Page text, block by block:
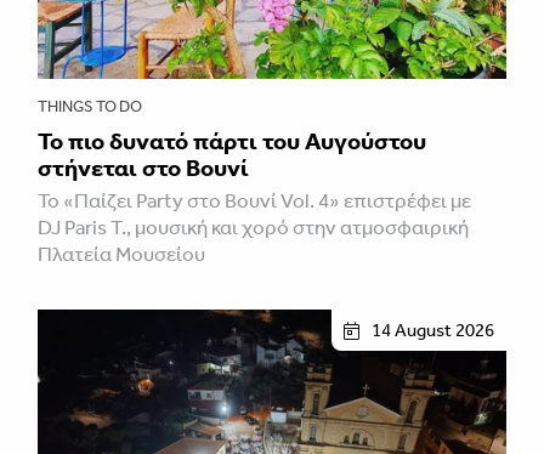
THINGS TO DO
Το πιο δυνατό πάρτι του Αυγούστου
στήνεται στο Βουνί
Το «Παίζει Party στο Βουνί Vol. 4» επιστρέφει με
DJ Paris T., μουσική και χορό στην ατμοσφαιρική
Πλατεία Μουσείου
14 August 2026